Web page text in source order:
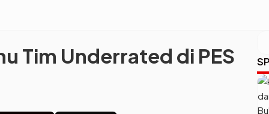
Tim Underrated di PES